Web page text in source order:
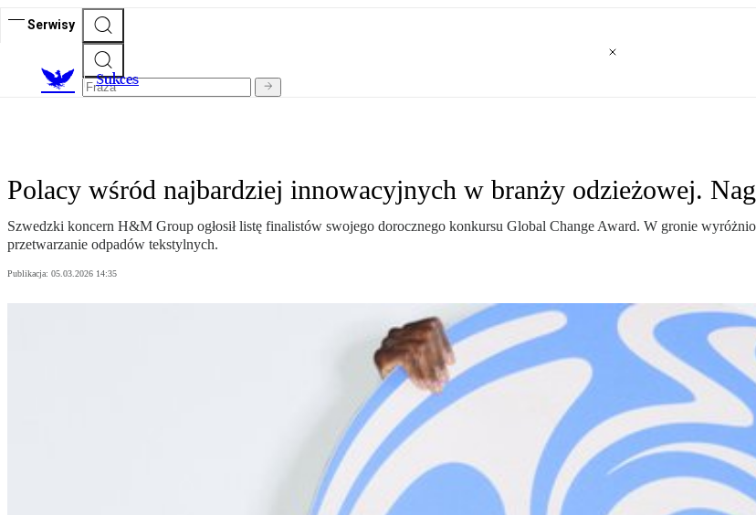
Serwisy
Sukces
Polacy wśród najbardziej innowacyjnych w branży odzieżowej.
Szwedzki koncern H&M Group ogłosił listę finalistów swojego dorocznego konkursu Global Change Award. W gronie
przetwarzanie odpadów tekstylnych.
Publikacja: 05.03.2026 14:35